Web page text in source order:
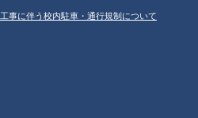
工事に伴う校内駐車・通行規制について